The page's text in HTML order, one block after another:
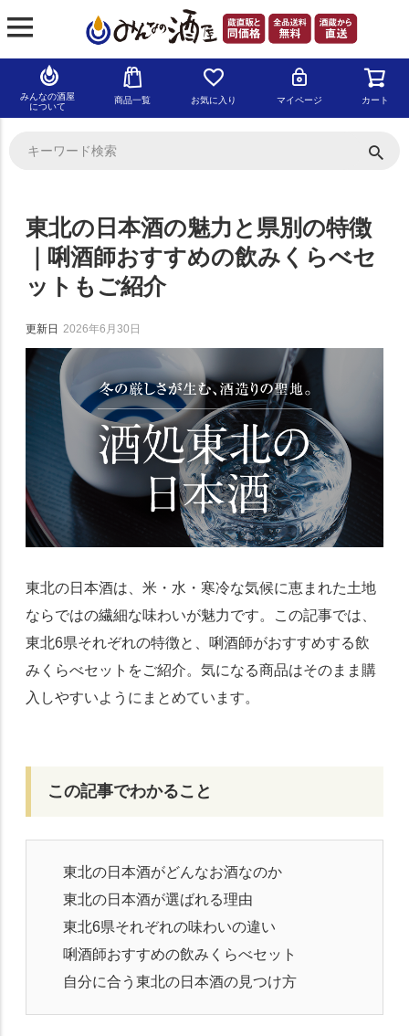
みんなの酒屋
について
商品一覧 お気に入り マイページ カート
東北の日本酒の魅力と県別の特徴
｜唎酒師おすすめの飲みくらべセ
ットもご紹介
更新日 2026年6月30日
東北の日本酒は、米・水・寒冷な気候に恵まれた土地
ならではの繊細な味わいが魅力です。この記事では、
東北6県それぞれの特徴と、唎酒師がおすすめする飲
みくらべセットをご紹介。気になる商品はそのまま購
入しやすいようにまとめています。
この記事でわかること
東北の日本酒がどんなお酒なのか
東北の日本酒が選ばれる理由
東北6県それぞれの味わいの違い
唎酒師おすすめの飲みくらべセット
自分に合う東北の日本酒の見つけ方